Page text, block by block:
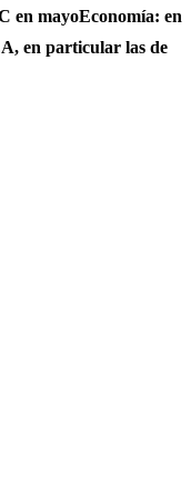
en mayoEconomía: en
en particular las de